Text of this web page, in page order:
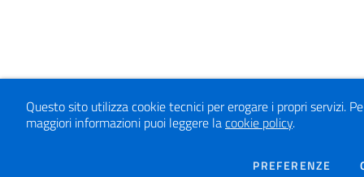
Questo sito utilizza cookie tecnici per erogare i propri servizi.
maggiori informazioni puoi leggere lacookie policy.
PREFERENZE DEI